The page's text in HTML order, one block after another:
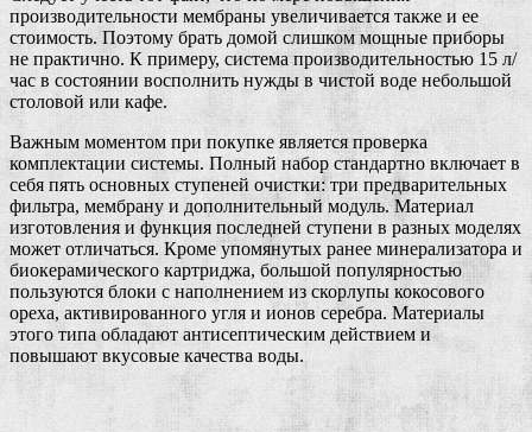
производительности мембраны увеличивается также и ее
стоимость. Поэтому брать домой слишком мощные приборы
не практично. К примеру, система производительностью 15 л/
час в состоянии восполнить нужды в чистой воде небольшой
столовой или кафе.
Важным моментом при покупке является проверка
комплектации системы. Полный набор стандартно включает в
себя пять основных ступеней очистки: три предварительных
фильтра, мембрану и дополнительный модуль. Материал
изготовления и функция последней ступени в разных моделях
может отличаться. Кроме упомянутых ранее минерализатора и
биокерамического картриджа, большой популярностью
пользуются блоки с наполнением из скорлупы кокосового
ореха, активированного угля и ионов серебра. Материалы
этого типа обладают антисептическим действием и
повышают вкусовые качества воды.